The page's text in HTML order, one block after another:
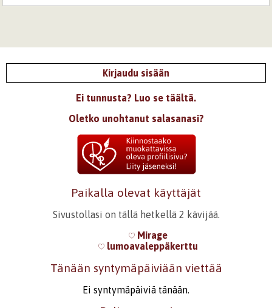
Kirjaudu sisään
Ei tunnusta? Luo se täältä.
Oletko unohtanut salasanasi?
Paikalla olevat käyttäjät
Sivustollasi on tällä hetkellä 2 kävijää.
Mirage
lumoavaleppäkerttu
Tänään syntymäpäiviään viettää
Ei syntymäpäiviä tänään.